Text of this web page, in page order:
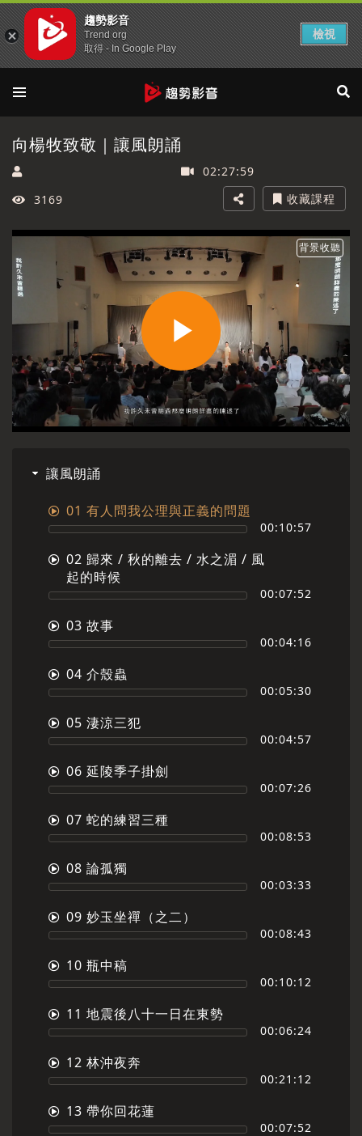
向楊牧致敬｜讓風朗誦
02:27:59
3169
收藏課程
背景收聽
Play
讓風朗誦
01 有人問我公理與正義的問題
00:10:57
02 歸來 / 秋的離去 / 水之湄 / 風
起的時候
00:07:52
03 故事
00:04:16
04 介殼蟲
00:05:30
05 淒涼三犯
00:04:57
06 延陵季子掛劍
00:07:26
07 蛇的練習三種
00:08:53
08 論孤獨
00:03:33
09 妙玉坐禪（之二）
00:08:43
10 瓶中稿
00:10:12
11 地震後八十一日在東勢
00:06:24
12 林沖夜奔
00:21:12
13 帶你回花蓮
00:07:52
趨勢影音
Trend org
取得 - In Google Play
檢視